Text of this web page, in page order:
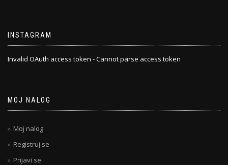
INSTAGRAM
Invalid OAuth access token - Cannot parse access token
MOJ NALOG
Moj nalog
Registruj se
Prijavi se